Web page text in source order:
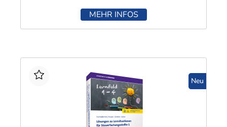
MEHR INFOS
Neu